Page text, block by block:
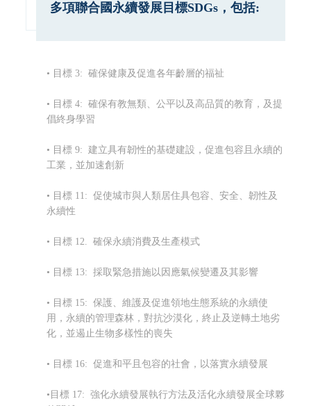
多項聯合國永續發展目標SDGs，包括:
• 目標 3: 確保健康及促進各年齡層的福祉
• 目標 4: 確保有教無類、公平以及高品質的教育，及提
倡終身學習
• 目標 9: 建立具有韌性的基礎建設，促進包容且永續的
工業，並加速創新
• 目標 11: 促使城市與人類居住具包容、安全、韌性及
永續性
• 目標 12. 確保永續消費及生產模式
• 目標 13: 採取緊急措施以因應氣候變遷及其影響
• 目標 15: 保護、維護及促進領地生態系統的永續使
用，永續的管理森林，對抗沙漠化，終止及逆轉土地劣
化，並遏止生物多樣性的喪失
• 目標 16: 促進和平且包容的社會，以落實永續發展
•目標 17: 強化永續發展執行方法及活化永續發展全球夥